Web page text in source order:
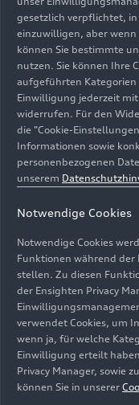
Samstag, 31.
Deutsche
F.A.T. Ice Race in
Rallye A2. Jahr
aus aller Welt
Goodwood – in
12. Juli statt und
Tradition wieder
sportlich zu geht
die Heidelberg
wieder Fahrzeuge
und Events, bei
aus der
finden sich
weiterführenden
Tradition App. Die
gesetzlich verpflichtet, in
einzuwilligen, aber
können Sie bestimmte
nutzen. Sie können Ihre
aufgeführten Kategorien
Einwilligung jederzeit
widerrufen. Für den
die "Cookie-
Informationen sowie
personenbezogenen
unserem
Notwendige Cookies
Notwendige Cookies
Funktionen während der
stellen. Zu diesen
der Ensighten Privacy
verwendet Cookies, um
wenn ja, für welche
Einwilligung erteilt
Privacy Manager, sowie
können Sie in unserer